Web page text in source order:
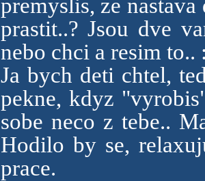
premyslis, ze
prastit..? Jsou dve
nebo chci a resim to..
Ja bych deti chtel,
pekne, kdyz
sobe neco z tebe..
Hodilo by se,
prace.